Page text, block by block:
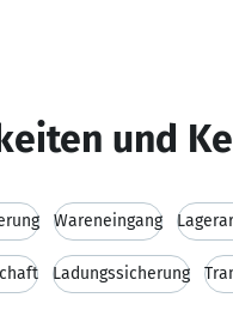
und
Wareneingang
Ladungssicherung